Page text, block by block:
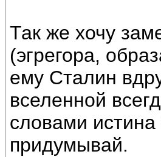
Так же хочу
(эгрегора,
ему Сталин
вселенной
словами истина
придумывай.